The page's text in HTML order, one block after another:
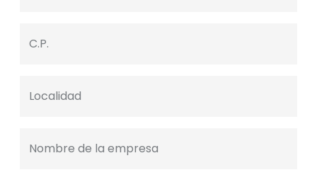
C.P.
Localidad
Nombre de la empresa